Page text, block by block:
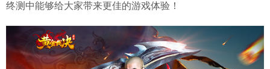
终测中能够给大家带来更佳的游戏体验！